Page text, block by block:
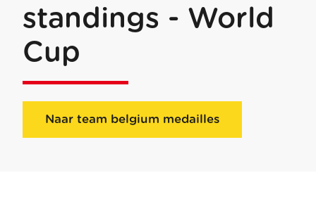
standings - World
Cup
Naar team belgium medailles